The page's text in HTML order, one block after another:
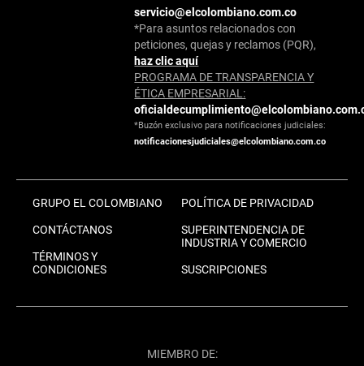
servicio@elcolombiano.com.co
*Para asuntos relacionados con
peticiones, quejas y reclamos (PQR),
haz clic aquí
PROGRAMA DE TRANSPARENCIA Y
ÉTICA EMPRESARIAL:
*Buzón exclusivo para notificaciones judiciales:
notificacionesjudiciales@elcolombiano.com.co
GRUPO EL COLOMBIANO
CONTÁCTANOS
TÉRMINOS Y
CONDICIONES
POLÍTICA DE PRIVACIDAD
SUPERINTENDENCIA DE
INDUSTRIA Y COMERCIO
SUSCRIPCIONES
MIEMBRO DE: